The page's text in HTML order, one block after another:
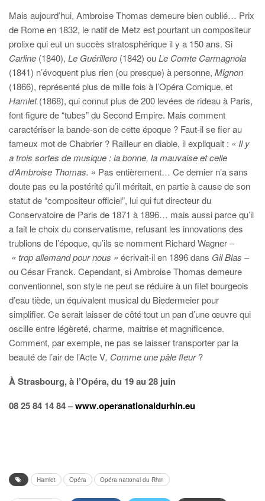
Mais aujourd’hui, Ambroise Thomas demeure bien oublié… Prix
de Rome en 1832, le natif de Metz est pourtant un compositeur
prolixe qui eut un succès stratosphérique il y a 150 ans. Si
Carline (1840), Le Guérillero (1842) ouLe Comte Carmagnola
(1841) n’évoquent plus rien (ou presque) à personne, Mignon
(1866), représenté plus de mille fois à l’Opéra Comique, et
Hamlet(1868), qui connut plus de 200 levées de rideau à Paris,
font figure de “tubes” du Second Empire. Mais comment
caractériser la bande-son de cette époque ? Faut-il se fier au
fameux mot de Chabrier ? Railleur en diable, il expliquait : « Il y
a trois sortes de musique : la bonne, la mauvaise et celle
d’Ambroise Thomas. » Pas entièrement… Ce dernier n’a sans
doute pas eu la postérité qu’il méritait, en partie à cause de son
statut de “compositeur officiel”, lui qui fut directeur du
Conservatoire de Paris de 1871 à 1896… mais aussi parce qu’il
a fait le choix du conservatisme, refusant les innovations des
trublions de l’époque, qu’ils se nomment Richard Wagner –
« trop allemand pour nous » écrivait-il en 1896 dans Gil Blas –
ou César Franck. Cependant, si Ambroise Thomas demeure
conventionnel, son style ne peut se réduire à un filet bourgeois
d’eau tiède, un équivalent musical du Biedermeier pour
simplifier. Ce serait laisser de côté tout un pan d’une œuvre qui
oscille entre légèreté, charme, maitrise et magnificence.
Comment, par exemple, ne pas se laisser transporter par la
beauté de l’air de l’Acte V, Comme une pâle fleur?
À Strasbourg, à l’Opéra, du 19 au 28 juin
08 25 84 14 84 –www.operanationaldurhin.eu
Hamlet Opéra Opéra national du Rhin